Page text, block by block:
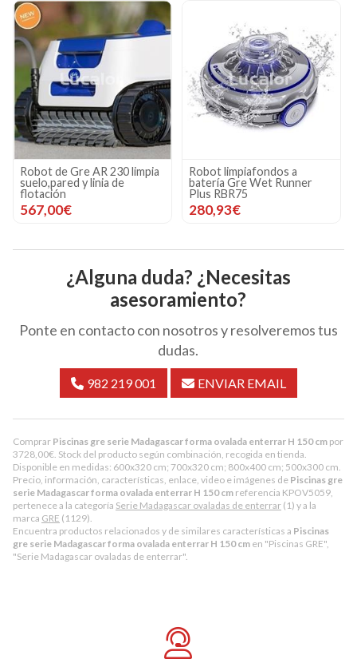
Comprar Piscinas gre serie Madagascar forma ovalada enterrar H 150 cm por
3728,00€ . Stock del producto según combinación, recogida en tienda.
Disponible en medidas: 600x320 cm; 700x320 cm; 800x400 cm; 500x300 cm.
Precio, información, características, enlace, video e imágenes de Piscinas gre
serie Madagascar forma ovalada enterrar H 150 cm referencia KPOV5059,
pertenece a la categoría Serie Madagascar ovaladas de enterrar (1) y a la
marca GRE (1129).
Encuentra productos relacionados y de similares características a Piscinas
gre serie Madagascar forma ovalada enterrar H 150 cm en "Piscinas GRE",
"Serie Madagascar ovaladas de enterrar".
Robot de Gre AR 230 limpia
suelo,pared y linia de
flotación
567,00€
Robot limpiafondos a
batería Gre Wet Runner
Plus RBR75
280,93€
¿Alguna duda? ¿Necesitas
asesoramiento?
Ponte en contacto con nosotros y resolveremos tus
dudas.
982 219 001 ENVIAR EMAIL